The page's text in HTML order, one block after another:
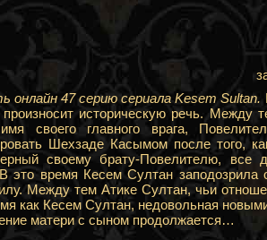
онлайн 47 серию сериала Kesem Sultan.
историческую речь. Между
своего главного врага,
Шехзаде Касымом после того,
своему брату-Повелителю, все
это время Кесем Султан
Между тем Атике Султан, чьи
как Кесем Султан, недовольная
матери с сыном продолжается…